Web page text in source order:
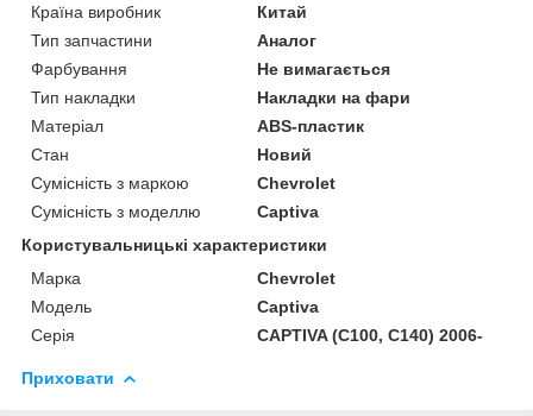
Країна виробник
Китай
Тип запчастини
Аналог
Фарбування
Не вимагається
Тип накладки
Накладки на фари
Матеріал
ABS-пластик
Стан
Новий
Сумісність з маркою
Chevrolet
Сумісність з моделлю
Captiva
Користувальницькі характеристики
Марка
Chevrolet
Модель
Captiva
Серія
CAPTIVA (C100, C140) 2006-
Приховати